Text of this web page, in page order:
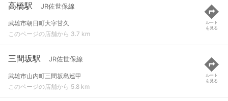
高橋駅 JR佐世保線
武雄市朝日町大字甘久
このページの店舗から 3.7 km
ルート
を見る
三間坂駅 JR佐世保線
武雄市山内町三間坂島巡甲
このページの店舗から 5.8 km
ルート
を見る